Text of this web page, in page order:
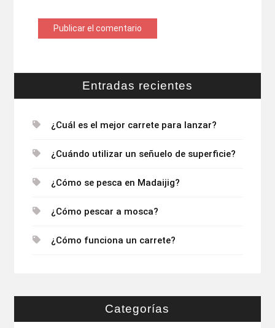
Entradas recientes
¿Cuál es el mejor carrete para lanzar?
¿Cuándo utilizar un señuelo de superficie?
¿Cómo se pesca en Madaijig?
¿Cómo pescar a mosca?
¿Cómo funciona un carrete?
Categorías